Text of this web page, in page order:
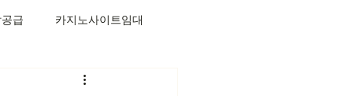
급 카지노사이트임대
카지노 솔루션 제작